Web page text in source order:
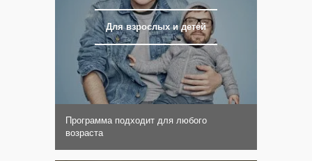
Для взрослых и детей
Программа подходит для любого
возраста